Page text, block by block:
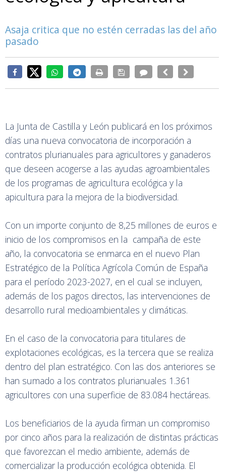
Asaja critica que no estén cerradas las del año
pasado
La Junta de Castilla y León publicará en los próximos
días una nueva convocatoria de incorporación a
contratos plurianuales para agricultores y ganaderos
que deseen acogerse a las ayudas agroambientales
de los programas de agricultura ecológica y la
apicultura para la mejora de la biodiversidad.
Con un importe conjunto de 8,25 millones de euros e
inicio de los compromisos en la campaña de este
año, la convocatoria se enmarca en el nuevo Plan
Estratégico de la Política Agrícola Común de España
para el período 2023-2027, en el cual se incluyen,
además de los pagos directos, las intervenciones de
desarrollo rural medioambientales y climáticas.
En el caso de la convocatoria para titulares de
explotaciones ecológicas, es la tercera que se realiza
dentro del plan estratégico. Con las dos anteriores se
han sumado a los contratos plurianuales 1.361
agricultores con una superficie de 83.084 hectáreas.
Los beneficiarios de la ayuda firman un compromiso
por cinco años para la realización de distintas prácticas
que favorezcan el medio ambiente, además de
comercializar la producción ecológica obtenida. El